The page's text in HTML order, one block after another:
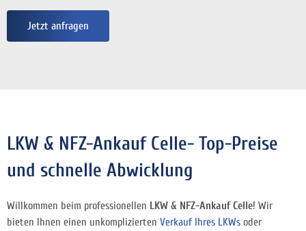
Jetzt anfragen
LKW & NFZ-Ankauf Celle- Top-Preise
und schnelle Abwicklung
Willkommen beim professionellen LKW & NFZ-Ankauf Celle! Wir
bieten Ihnen einen unkomplizierten Verkauf Ihres LKWs oder